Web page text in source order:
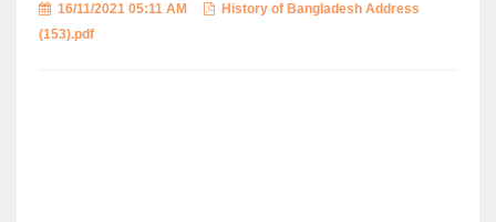
16/11/2021 05:11 AM
History of Bangladesh Address
(153).pdf